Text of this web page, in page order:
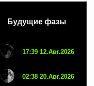
Будущие фазы
17:39 12.Авг.2026
02:38 20.Авг.2026